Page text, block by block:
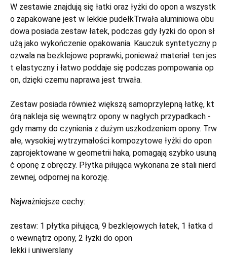
W zestawie znajdują się łatki oraz łyżki do opon a wszystk
o zapakowane jest w lekkie pudełkTrwała aluminiowa obu
dowa posiada zestaw łatek, podczas gdy łyżki do opon sł
użą jako wykończenie opakowania. Kauczuk syntetyczny p
ozwala na bezklejowe poprawki, ponieważ materiał ten jes
t elastyczny i łatwo poddaje się podczas pompowania op
on, dzięki czemu naprawa jest trwała.
Zestaw posiada również większą samoprzylepną łatkę, kt
órą nakleja się wewnątrz opony w nagłych przypadkach -
gdy mamy do czynienia z dużym uszkodzeniem opony. Trw
ałe, wysokiej wytrzymałości kompozytowe łyżki do opon
zaprojektowane w geometrii haka, pomagają szybko usuną
ć oponę z obręczy. Płytka piłująca wykonana ze stali nierd
zewnej, odpornej na korozję.
Najważniejsze cechy:
zestaw: 1 płytka piłująca, 9 bezklejowych łatek, 1 łatka d
o wewnątrz opony, 2 łyżki do opon
lekki i uniwerslany